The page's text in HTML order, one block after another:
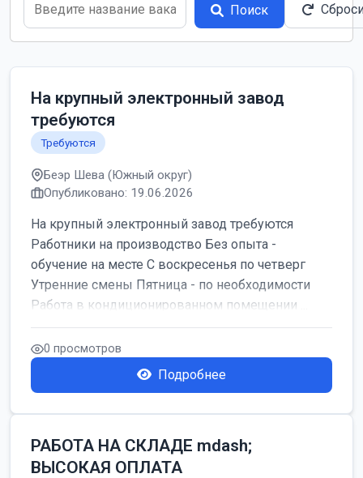
Поиск
На крупный электронный завод
требуются
Требуются
Беэр Шева (Южный округ)
Опубликовано: 19.06.2026
На крупный электронный завод требуются
Работники на производство Без опыта -
обучение на месте С воскресенья по четверг
Утренние смены Пятница - по необходимости
Работа в кондиционированном помещении ...
0 просмотров
Подробнее
РАБОТА НА СКЛАДЕ mdash;
ВЫСОКАЯ ОПЛАТА